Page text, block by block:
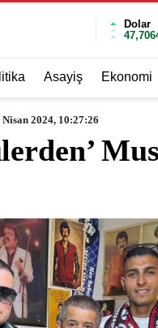
Dolar
Asayiş Ekonomi
2024, 10:27:26